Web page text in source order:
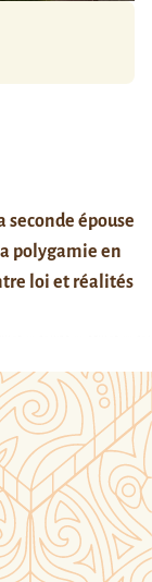
seconde épouse
polygamie en
loi et réalités